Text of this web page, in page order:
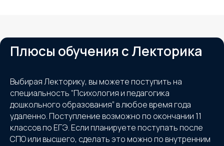
Плюсы обучения с Лекторика
Выбирая Лекторику, вы можете поступить на
специальность “Психология и педагогика
дошкольного образования” в любое время года
удаленно. Поступление возможно по окончании 11
классов по ЕГЭ. Если планируете поступать после
СПО или высшего, сделать это можно по внутренним